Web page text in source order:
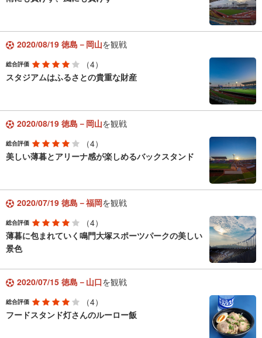
2020/08/19 徳島－岡山を観戦
総合評価
（4）
スタジアムはふるさとの貴重な財産
2020/08/19 徳島－岡山を観戦
総合評価
（4）
美しい薄暮とアリーナ感が楽しめるバックスタンド
2020/07/19 徳島－福岡を観戦
総合評価
（4）
薄暮に包まれていく鳴門大塚スポーツパークの美しい
景色
2020/07/15 徳島－山口を観戦
総合評価
（4）
フードスタンド灯さんのルーロー飯